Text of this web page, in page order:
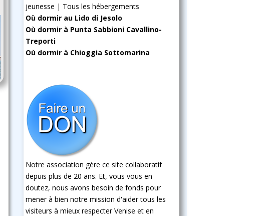
jeunesse | Tous les hébergements
Où dormir au Lido di Jesolo
Où dormir à Punta Sabbioni Cavallino-
Treporti
Où dormir à Chioggia Sottomarina
Notre association gère ce site collaboratif
depuis plus de 20 ans. Et, vous vous en
doutez, nous avons besoin de fonds pour
mener à bien notre mission d'aider tous les
visiteurs à mieux respecter Venise et en